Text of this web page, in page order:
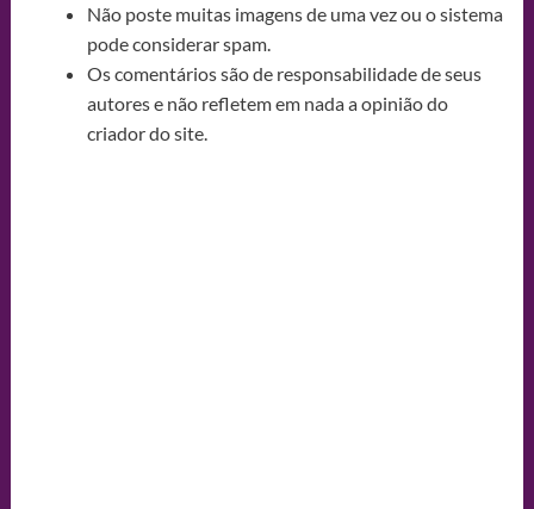
Não poste muitas imagens de uma vez ou o sistema
pode considerar spam.
Os comentários são de responsabilidade de seus
autores e não refletem em nada a opinião do
criador do site.